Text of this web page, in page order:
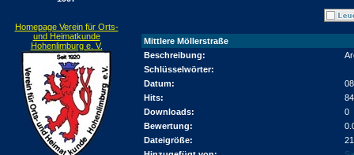
Homepage Verein für Orts-
und Heimatkunde
Hohenlimburg e. V.
Mittlere Möllerstraße
Beschreibung:
Schlüsselwörter:
Datum:
Hits:
Downloads:
0
Bewertung:
Dateigröße: